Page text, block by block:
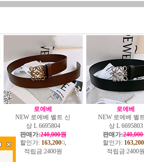
로에베
NEW 로에베 벨트 신
상 L 6695804
판매가:240,000원
할인가: 163,200
적립금:2400원
로에베
NEW 로에베 벨
상 L 6695803
판매가:
할인가: 163,200
적립금:2400